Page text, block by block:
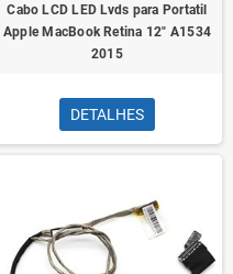
Cabo LCD LED Lvds para Portatil
Apple MacBook Retina 12" A1534
2015
DETALHES